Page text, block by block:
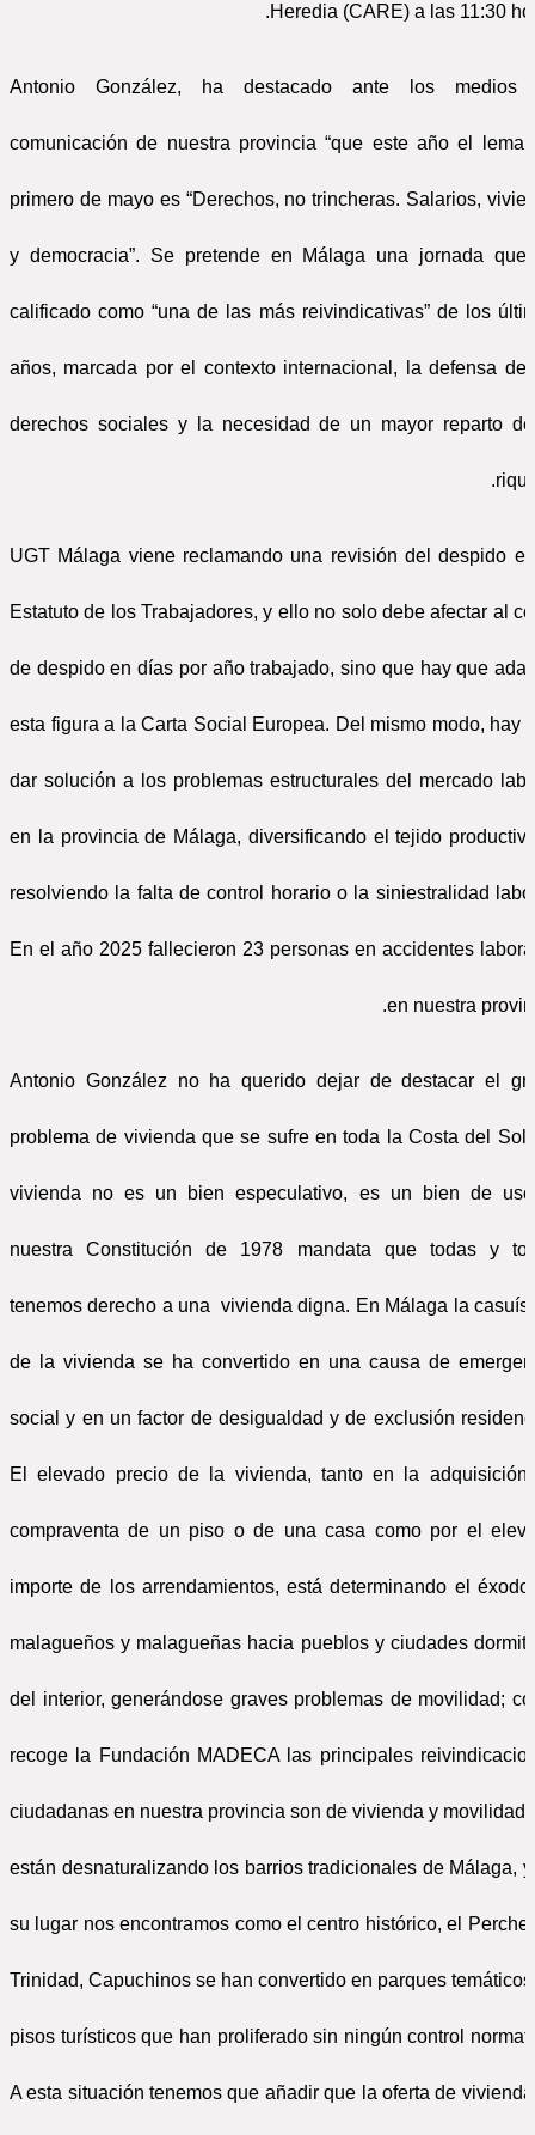
Heredia (CARE) a las 11:30
Antonio González, ha destacado ante los medios
comunicación de nuestra provincia “que este año el lema
primero de mayo es “Derechos, no trincheras. Salarios,
y democracia”. Se pretende en Málaga una jornada que
calificado como “una de las más reivindicativas” de los
años, marcada por el contexto internacional, la defensa de
derechos sociales y la necesidad de un mayor reparto
UGT Málaga viene reclamando una revisión del despido
Estatuto de los Trabajadores, y ello no solo debe afectar al
de despido en días por año trabajado, sino que hay que
esta figura a la Carta Social Europea. Del mismo modo, hay
dar solución a los problemas estructurales del mercado
en la provincia de Málaga, diversificando el tejido
resolviendo la falta de control horario o la siniestralidad
En el año 2025 fallecieron 23 personas en accidentes
en nuestra
Antonio González no ha querido dejar de destacar el
problema de vivienda que se sufre en toda la Costa del
vivienda no es un bien especulativo, es un bien de
nuestra Constitución de 1978 mandata que todas y
tenemos derecho a una vivienda digna. En Málaga la
de la vivienda se ha convertido en una causa de
social y en un factor de desigualdad y de exclusión
El elevado precio de la vivienda, tanto en la adquisición
compraventa de un piso o de una casa como por el
importe de los arrendamientos, está determinando el
malagueños y malagueñas hacia pueblos y ciudades
del interior, generándose graves problemas de movilidad;
recoge la Fundación MADECA las principales
ciudadanas en nuestra provincia son de vivienda y movilidad.
están desnaturalizando los barrios tradicionales de Málaga,
su lugar nos encontramos como el centro histórico, el
Trinidad, Capuchinos se han convertido en parques
pisos turísticos que han proliferado sin ningún control
A esta situación tenemos que añadir que la oferta de